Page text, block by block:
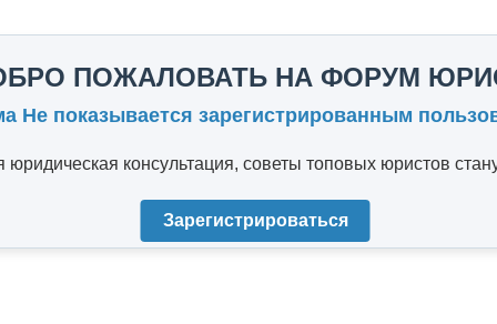
ПОЖАЛОВАТЬ НА ФОРУМ
Не показывается зарегистрированным
консультация, советы топовых юристов
Зарегистрироваться